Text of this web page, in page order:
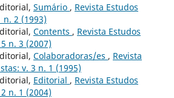
Sumário , Revista Estudos
n. 2 (1993)
Contents , Revista Estudos
n. 3 (2007)
Colaboradoras/es , Revista
v. 3 n. 1 (1995)
Editorial , Revista Estudos
n. 1 (2004)